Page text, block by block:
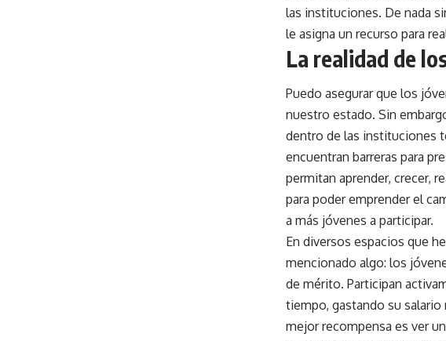
las instituciones. De nada
le asigna un recurso para
La realidad de
Puedo asegurar que los
nuestro estado. Sin
dentro de las instituciones
encuentran barreras para
permitan aprender, crecer,
para poder emprender el
a más jóvenes a participar.
En diversos espacios que
mencionado algo: los
de mérito. Participan
tiempo, gastando su salario
mejor recompensa es ver